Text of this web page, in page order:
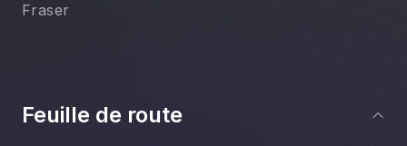
Fraser
Feuille de route